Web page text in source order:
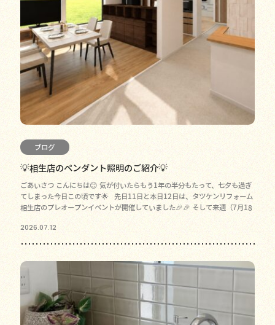
ブログ
💡相生店のペンダント照明のご紹介💡
ごあいさつ こんにちは😊 気が付いたらもう1年の半分もたって、七夕も過ぎ
てしまった今日この頃です🌟 先日11日と本日12日は、タツケンリフォーム
相生店のプレオープンイベントが開催していました🎉🎉 そして来週（7月18
2026.07.12